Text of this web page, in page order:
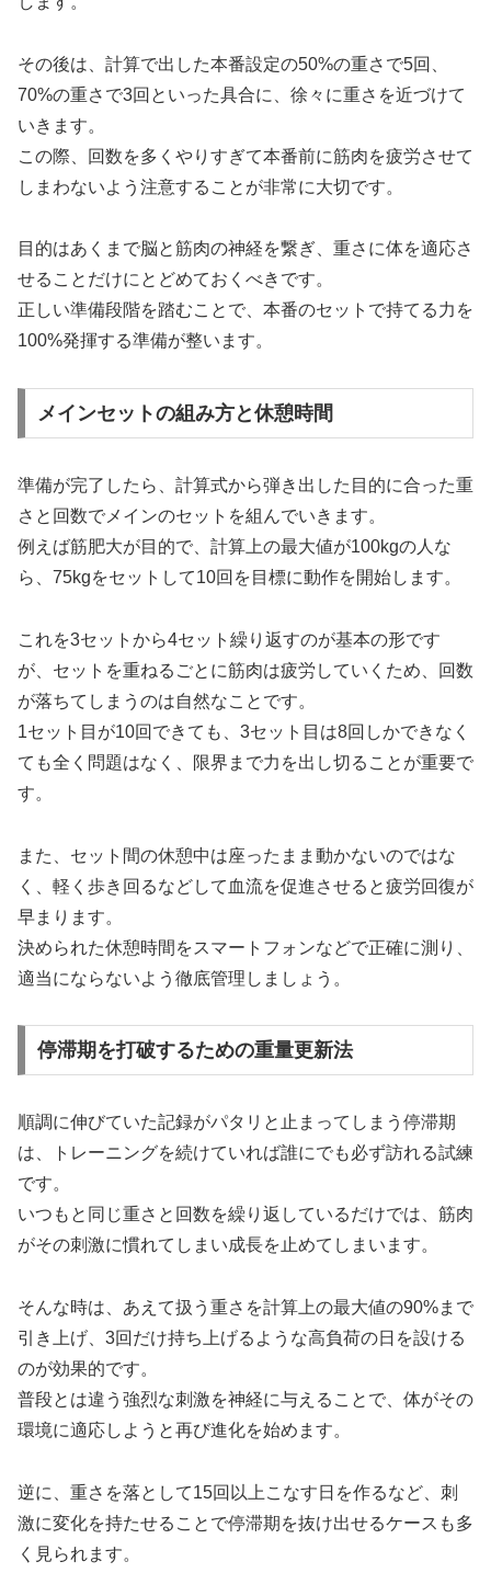
その後は、計算で出した本番設定の50%の重さで5回、
70%の重さで3回といった具合に、徐々に重さを近づけて
いきます。
この際、回数を多くやりすぎて本番前に筋肉を疲労させて
しまわないよう注意することが非常に大切です。
目的はあくまで脳と筋肉の神経を繋ぎ、重さに体を適応さ
せることだけにとどめておくべきです。
正しい準備段階を踏むことで、本番のセットで持てる力を
100%発揮する準備が整います。
メインセットの組み方と休憩時間
準備が完了したら、計算式から弾き出した目的に合った重
さと回数でメインのセットを組んでいきます。
例えば筋肥大が目的で、計算上の最大値が100kgの人な
ら、75kgをセットして10回を目標に動作を開始します。
これを3セットから4セット繰り返すのが基本の形です
が、セットを重ねるごとに筋肉は疲労していくため、回数
が落ちてしまうのは自然なことです。
1セット目が10回できても、3セット目は8回しかできなく
ても全く問題はなく、限界まで力を出し切ることが重要で
す。
また、セット間の休憩中は座ったまま動かないのではな
く、軽く歩き回るなどして血流を促進させると疲労回復が
早まります。
決められた休憩時間をスマートフォンなどで正確に測り、
適当にならないよう徹底管理しましょう。
停滞期を打破するための重量更新法
順調に伸びていた記録がパタリと止まってしまう停滞期
は、トレーニングを続けていれば誰にでも必ず訪れる試練
です。
いつもと同じ重さと回数を繰り返しているだけでは、筋肉
がその刺激に慣れてしまい成長を止めてしまいます。
そんな時は、あえて扱う重さを計算上の最大値の90%まで
引き上げ、3回だけ持ち上げるような高負荷の日を設ける
のが効果的です。
普段とは違う強烈な刺激を神経に与えることで、体がその
環境に適応しようと再び進化を始めます。
逆に、重さを落として15回以上こなす日を作るなど、刺
激に変化を持たせることで停滞期を抜け出せるケースも多
く見られます。